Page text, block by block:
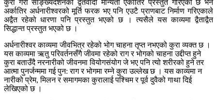
कुरा गरी साङ्ख्यदर्शनको द्वैतवादी मान्यता एकातिर प्रस्तुत गरिएको छ भने
अर्कातिर अर्धनारीश्वरको मूर्ति फरक भए पनि एउटै प्राणबाट निर्माण गरिएकाले
अद्वैत रहेको धारणा पनि प्रस्तुत भएको छ । त्यसैले यस काव्यमा द्वैताद्वैत
सिद्धान्त प्रस्तुत भएको छ ।
अर्धनारीश्वर काव्यमा जीवभित्र रहेको भोग चाहना तृप्त नभएको कुरा व्यक्त छ ।
यस काव्यमा ऋतु परिवर्तनसँगै जीवमा रहेको राग र भोगको चाहना उद्दीप्त हुने
कुरा बताउँदै नरनारीको जीवनमा वियोगसंयोग जे भए पनि त्यो शरीरको हुने तर
आत्मा पुनर्जन्ममा गई पुन: राग र भोगमा रम्ने कुरा उल्लेख छ । यस काव्यमा न
नारीको प्रेम, मिलन र समागमका कुरालाई पश्चिम र पूर्व दुवैको गाथा दिई
लेखिएको छ ।